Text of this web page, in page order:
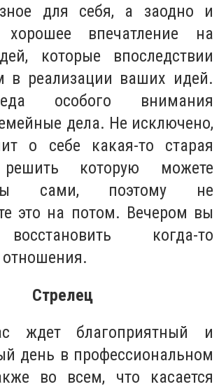
для себя, а заодно и
хорошее впечатление на
которые впоследствии
в реализации ваших идей.
особого внимания
дела. Не исключено,
о себе какая-то старая
решить которую можете
сами, поэтому не
это на потом. Вечером вы
когда-то
Стрелец
ждет благоприятный и
день в профессиональном
во всем, что касается